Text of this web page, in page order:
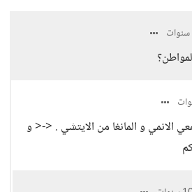
الانمي و المانغا من الايتشي . <-< و